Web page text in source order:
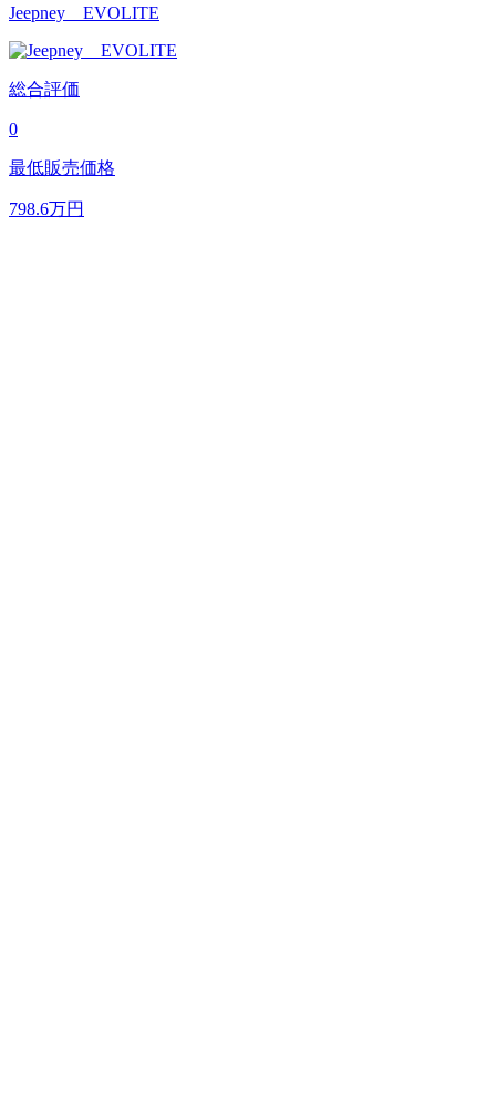
Jeepney EVOLITE
総合評価
0
最低販売価格
798.6万円